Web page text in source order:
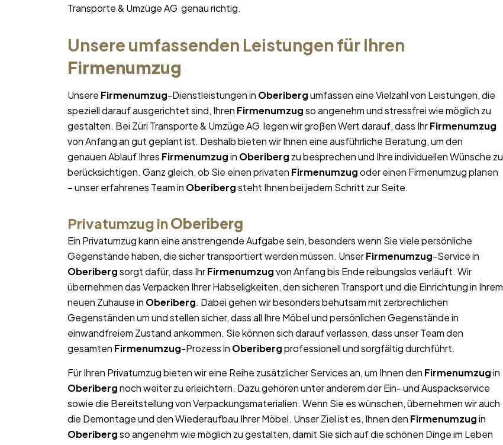
Transporte & Umzüge AG genau richtig.
Unsere umfassenden Leistungen für Ihren
Firmenumzug
Unsere Firmenumzug-Dienstleistungen in Oberibergumfassen eine Vielzahl von Leistungen, die
speziell darauf ausgerichtet sind, Ihren Firmenumzugso angenehm und stressfrei wie möglich zu
gestalten. Bei Züri Transporte & Umzüge AG legen wir großen Wert darauf, dass IhrFirmenumzug
von Anfang an gut geplant ist. Deshalb bieten wir Ihnen eine ausführliche Beratung, um den
genauen Ablauf Ihres Firmenumzugin Oberiberg zu besprechen und Ihre individuellen Wünsche zu
berücksichtigen. Ganz gleich, ob Sie einen privaten Firmenumzugoder einen Firmenumzug planen
– unser erfahrenes Team in Oberibergsteht Ihnen bei jedem Schritt zur Seite.
Privatumzug inOberiberg
Ein Privatumzug kann eine anstrengende Aufgabe sein, besonders wenn Sie viele persönliche
Gegenstände haben, die sicher transportiert werden müssen. UnserFirmenumzug-Service in
Oberibergsorgt dafür, dass IhrFirmenumzugvon Anfang bis Ende reibungslos verläuft. Wir
übernehmen das Verpacken Ihrer Habseligkeiten, den sicheren Transport und die Einrichtung in Ihrem
neuen Zuhause in Oberiberg. Dabei gehen wir besonders behutsam mit zerbrechlichen
Gegenständen um und stellen sicher, dass all Ihre Möbel und persönlichen Gegenstände in
einwandfreiem Zustand ankommen. Sie können sich darauf verlassen, dass unser Team den
gesamten Firmenumzug-Prozess in Oberibergprofessionell und sorgfältig durchführt.
Für Ihren Privatumzug bieten wir eine Reihe zusätzlicher Services an, um Ihnen den Firmenumzugin
Oberibergnoch weiter zu erleichtern. Dazu gehören unter anderem der Ein- und Auspackservice
sowie die Bereitstellung von Verpackungsmaterialien. Wenn Sie es wünschen, übernehmen wir auch
die Demontage und den Wiederaufbau Ihrer Möbel. Unser Ziel ist es, Ihnen den Firmenumzugin
Oberibergso angenehm wie möglich zu gestalten, damit Sie sich auf die schönen Dinge im Leben